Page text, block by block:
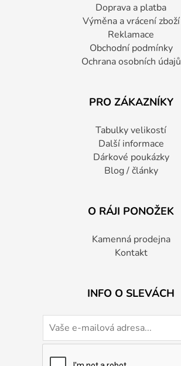
Doprava a platba
Výměna a vrácení zboží
Reklamace
Obchodní podmínky
Ochrana osobních údajů
PRO ZÁKAZNÍKY
Tabulky velikostí
Další informace
Dárkové poukázky
Blog / články
O RÁJI PONOŽEK
Kamenná prodejna
Kontakt
INFO O SLEVÁCH